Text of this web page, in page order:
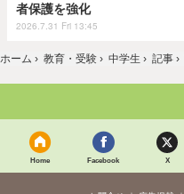
者保護を強化
2026.7.31 Fri 13:45
ホーム › 教育・受験 › 中学生 › 記事 ›
Home Facebook X